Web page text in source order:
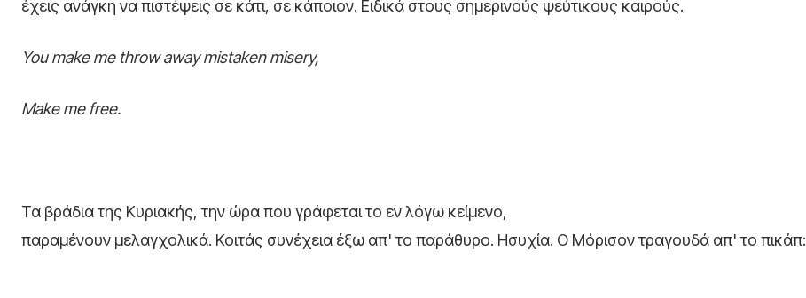
έχεις ανάγκη να πιστέψεις σε κάτι, σε κάποιον. Ειδικά στους σημερινούς ψεύτικους καιρούς.
You make me throw away mistaken misery,
Make me free.
Τα βράδια της Κυριακής, την ώρα που γράφεται το εν λόγω κείμενο,
παραμένουν μελαγχολικά. Κοιτάς συνέχεια έξω απ' το παράθυρο. Ησυχία. Ο Μόρισον τραγουδά απ' το πικάπ: